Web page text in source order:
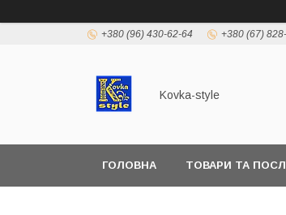
+380 (96) 430-62-64 +380 (67)
Kovka-style
ГОЛОВНА ТОВАРИ ТА